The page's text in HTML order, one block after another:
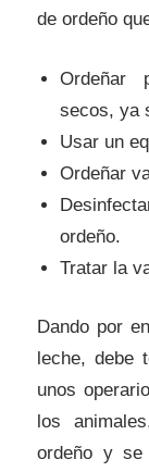
de ordeño
Ordeñar
secos, ya
Usar un
Ordeñar
ordeño.
Tratar la
Dando por
leche, debe
unos
los
ordeño y